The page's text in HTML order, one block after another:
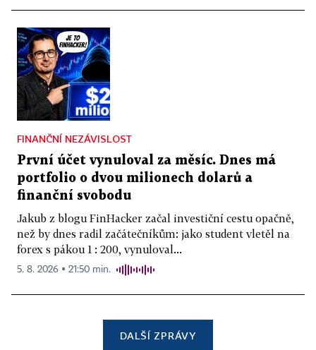
FINANČNÍ NEZÁVISLOST
První účet vynuloval za měsíc. Dnes má
portfolio o dvou milionech dolarů a
finanční svobodu
Jakub z blogu FinHacker začal investiční cestu opačně,
než by dnes radil začátečníkům: jako student vletěl na
forex s pákou 1 : 200, vynuloval...
5. 8. 2026 ▪ 21:50 min.
DALŠÍ ZPRÁVY